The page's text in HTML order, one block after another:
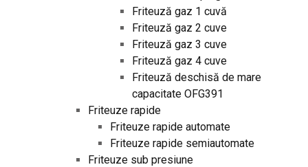
Friteuză gaz 1 cuvă
Friteuză gaz 2 cuve
Friteuză gaz 3 cuve
Friteuză gaz 4 cuve
Friteuză deschisă de mare
capacitate OFG391
Friteuze rapide
Friteuze rapide automate
Friteuze rapide semiautomate
Friteuze sub presiune